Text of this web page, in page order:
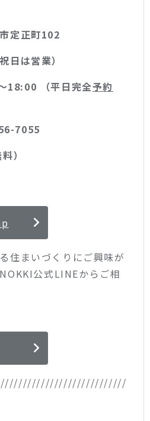
定正町102
は営業）
（平日完全予約
7055
）
住まいづくりにご興味が
公式LINEからご相